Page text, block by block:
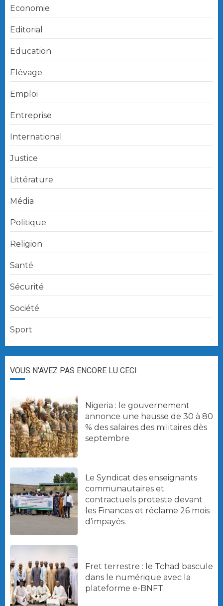
Economie
Editorial
Education
Elévage
Emploi
Entreprise
International
Justice
Littérature
Média
Politique
Religion
Santé
Sécurité
Société
Sport
VOUS N'AVEZ PAS ENCORE LU CECI
Nigeria : le gouvernement
annonce une hausse de 30 à 80
% des salaires des militaires dès
septembre
Le Syndicat des enseignants
communautaires et
contractuels proteste devant
les Finances et réclame 26 mois
d’impayés.
Fret terrestre : le Tchad bascule
dans le numérique avec la
plateforme e-BNFT.